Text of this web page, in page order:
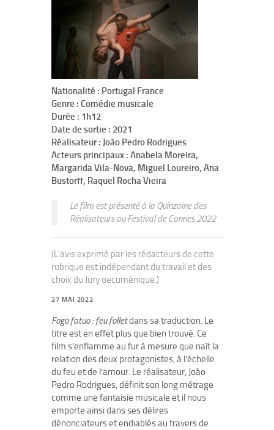
Nationalité : Portugal France
Genre : Comédie musicale
Durée : 1h12
Date de sortie : 2021
Réalisateur : João Pedro Rodrigues
Acteurs principaux : Anabela Moreira,
Margarida Vila-Nova, Miguel Loureiro, Ana
Bustorff, Raquel Rocha Vieira
Le film est présenté à la Quinzaine des
Réalisateurs au Festival de Cannes 2022
(L'avis exprimé par les rédacteurs de cette
rubrique est indépendant du travail et des
choix du Jury oecuménique.)
27 MAI 2022
Fogo fatuo : feu folletdans sa traduction. Le
titre est en effet plus que bien trouvé. Ce
film s’enflamme au fur à mesure que naît la
relation des deux protagonistes, à l’échelle
du feu et de l’amour. Le réalisateur, João
Pedro Rodrigues, définit son long métrage
comme une fantaisie musicale et il nous
emporte ainsi dans ses délires
dénonciateurs et endiablés au travers de